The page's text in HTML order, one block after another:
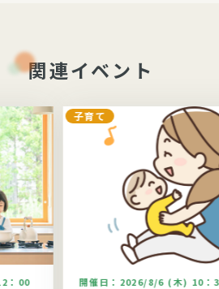
関連イベント
：00
子育て
開催日： 2026/8/6 (木) 10：